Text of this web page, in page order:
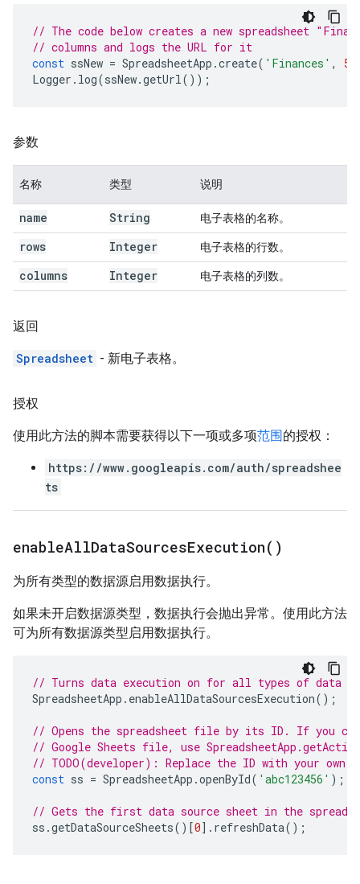
// The code below creates a new spreadsheet
// columns and logs the URL for it
const ssNew = SpreadsheetApp .create( 'Finances' , 50
Logger . log(ssNew.getUrl());
参数
名称 类型 说明
name String 电子表格的名称。
rows Integer 电子表格的行数。
columns Integer 电子表格的列数。
返回
Spreadsheet - 新电子表格。
授权
使用此方法的脚本需要获得以下一项或多项范围的授权：
https://www.googleapis.com/auth/spreadshee
ts
enableAllDataSourcesExecution( )
为所有类型的数据源启用数据执行。
如果未开启数据源类型，数据执行会抛出异常。使用此方法
可为所有数据源类型启用数据执行。
// Turns data execution on for all types of data
SpreadsheetApp . enableAllDataSourcesExecution();
// Opens the spreadsheet file by its ID. If you
// Google Sheets file, use
// TODO(developer): Replace the ID with your own.
const ss = SpreadsheetApp .openById( 'abc123456' );
// Gets the first data source sheet in the
ss .getDataSourceSheets()[0]. refreshData();